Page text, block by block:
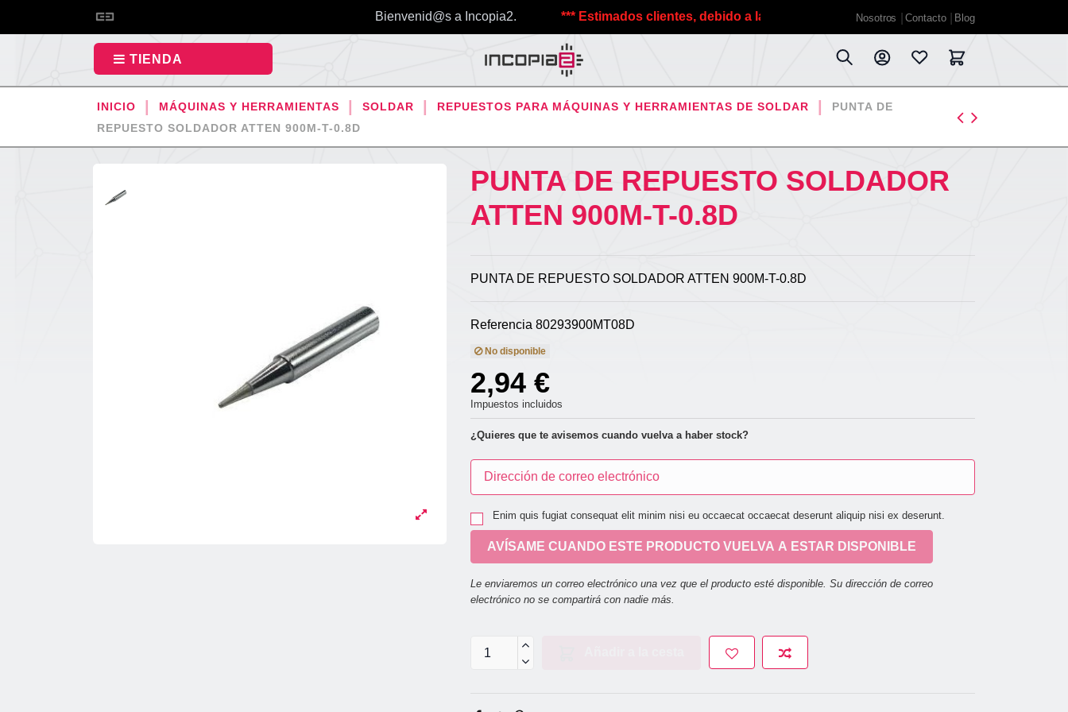
Bienvenid@s a Incopia2. *** Estimados clientes, debido a las vacaciones de verano planificadas estaremos fuera
Nosotros Contacto Blog
TIENDA
INICIO MÁQUINAS Y HERRAMIENTAS SOLDAR REPUESTOS PARA MÁQUINAS Y HERRAMIENTAS DE SOLDAR
PUNTA DE
REPUESTO SOLDADOR ATTEN 900M-T-0.8D
PUNTA DE REPUESTO SOLDADOR
ATTEN 900M-T-0.8D
PUNTA DE REPUESTO SOLDADOR ATTEN 900M-T-0.8D
Referencia 80293900MT08D
No disponible
2,94 €
Impuestos incluidos
¿Quieres que te avisemos cuando vuelva a haber stock?
Enim quis fugiat consequat elit minim nisi eu occaecat occaecat deserunt aliquip nisi ex deserunt.
AVÍSAME CUANDO ESTE PRODUCTO VUELVA A ESTAR DISPONIBLE
Le enviaremos un correo electrónico una vez que el producto esté disponible. Su dirección de correo
electrónico no se compartirá con nadie más.